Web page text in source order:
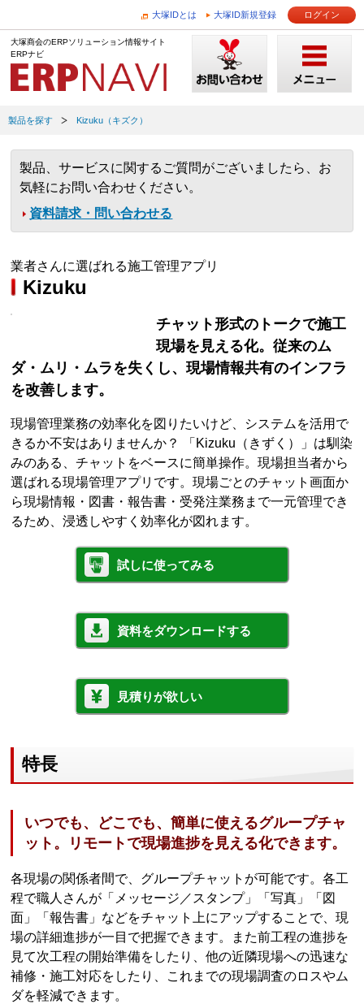
大塚IDとは 大塚ID新規登録 ログイン
大塚商会のERPソリューション情報サイト
ERPナビ
製品を探す Kizuku（キズク）
製品、サービスに関するご質問がございましたら、お
気軽にお問い合わせください。
資料請求・問い合わせる
業者さんに選ばれる施工管理アプリ
Kizuku
チャット形式のトークで施工
現場を見える化。従来のム
ダ・ムリ・ムラを失くし、現場情報共有のインフラ
を改善します。
現場管理業務の効率化を図りたいけど、システムを活用で
きるか不安はありませんか？ 「Kizuku（きずく）」は馴染
みのある、チャットをベースに簡単操作。現場担当者から
選ばれる現場管理アプリです。現場ごとのチャット画面か
ら現場情報・図書・報告書・受発注業務まで一元管理でき
るため、浸透しやすく効率化が図れます。
試しに使ってみる
資料をダウンロードする
見積りが欲しい
特長
いつでも、どこでも、簡単に使えるグループチャ
ット。リモートで現場進捗を見える化できます。
各現場の関係者間で、グループチャットが可能です。各工
程で職人さんが「メッセージ／スタンプ」「写真」「図
面」「報告書」などをチャット上にアップすることで、現
場の詳細進捗が一目で把握できます。また前工程の進捗を
見て次工程の開始準備をしたり、他の近隣現場への迅速な
補修・施工対応をしたり、これまでの現場調査のロスやム
ダを軽減できます。